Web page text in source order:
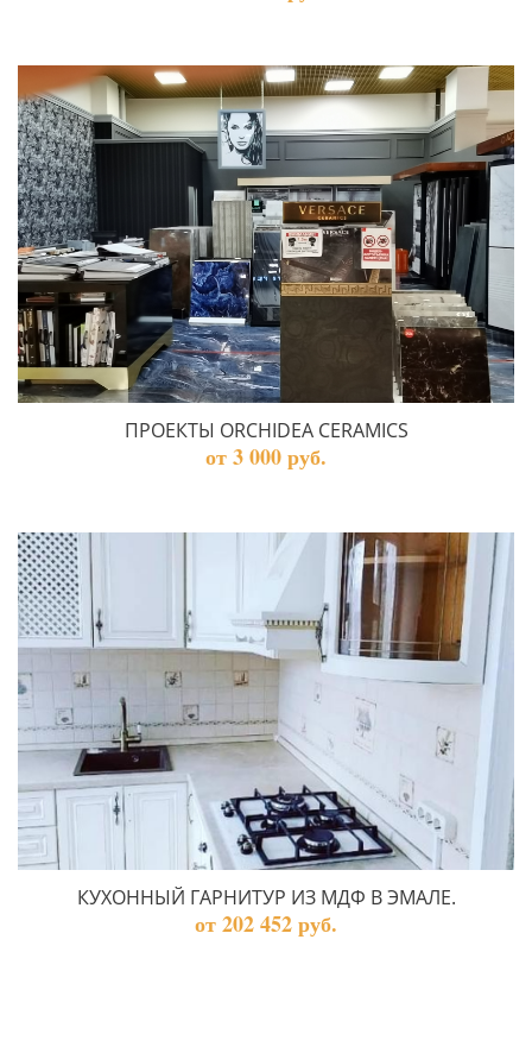
ПРОЕКТЫ ORCHIDEA CERAMICS
от 3 000 руб.
КУХОННЫЙ ГАРНИТУР ИЗ МДФ В ЭМАЛЕ.
от 202 452 руб.